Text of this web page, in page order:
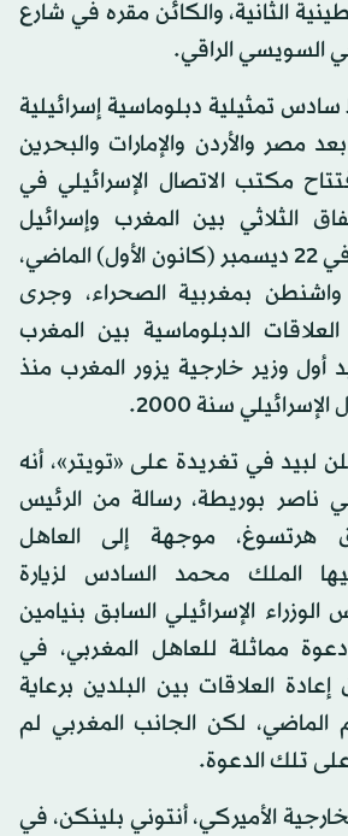
الثانية، والكائن مقره في شارع
السويسي الراقي.
سادس تمثيلية دبلوماسية إسرائيلية
مصر والأردن والإمارات والبحرين
مكتب الاتصال الإسرائيلي في
الثلاثي بين المغرب وإسرائيل
والولايات المتحدة، في 22 ديسمبر (كانون الأول) الماضي،
بمغربية الصحراء، وجرى
الدبلوماسية بين المغرب
أول وزير خارجية يزور المغرب منذ
سنة 2000.
في تغريدة على «تويتر»، أنه
ناصر بوريطة، رسالة من الرئيس
هرتسوغ، موجهة إلى العاهل
الملك محمد السادس لزيارة
الإسرائيلي السابق بنيامين
مماثلة للعاهل المغربي، في
العلاقات بين البلدين برعاية
الماضي، لكن الجانب المغربي لم
تلك الدعوة.
الأميركي، أنتوني بلينكن، في